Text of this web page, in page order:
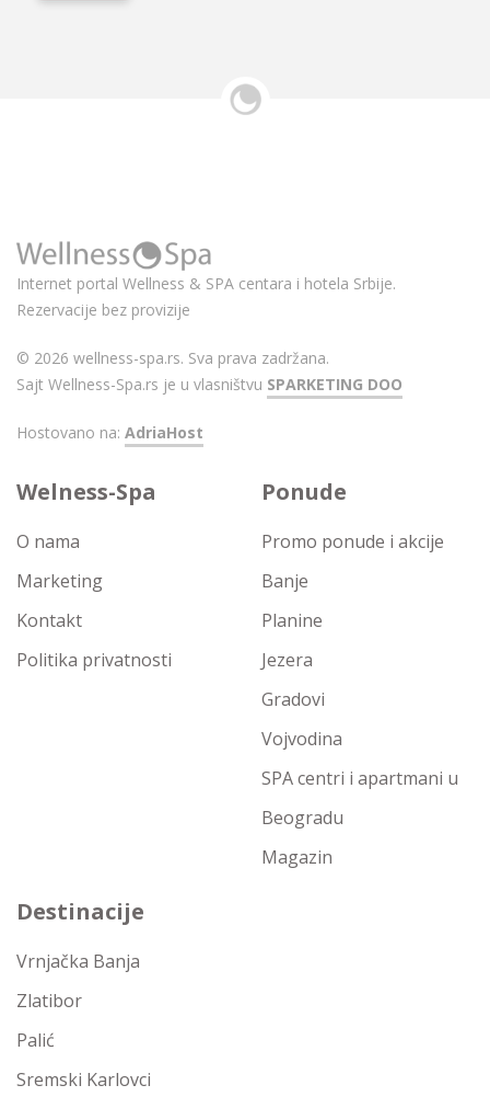
Internet portal Wellness & SPA centara i hotela Srbije.
Rezervacije bez provizije
© 2026 wellness-spa.rs. Sva prava zadržana.
Sajt Wellness-Spa.rs je u vlasništvu SPARKETING DOO
Hostovano na: AdriaHost
Welness-Spa
O nama
Marketing
Kontakt
Politika privatnosti
Ponude
Promo ponude i akcije
Banje
Planine
Jezera
Gradovi
Vojvodina
SPA centri i apartmani u
Beogradu
Magazin
Destinacije
Vrnjačka Banja
Zlatibor
Palić
Sremski Karlovci